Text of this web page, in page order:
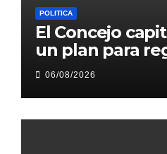
POLITICA
El Concejo
un plan para
obras
Ciudadano
Gutnisky
06/08/2026